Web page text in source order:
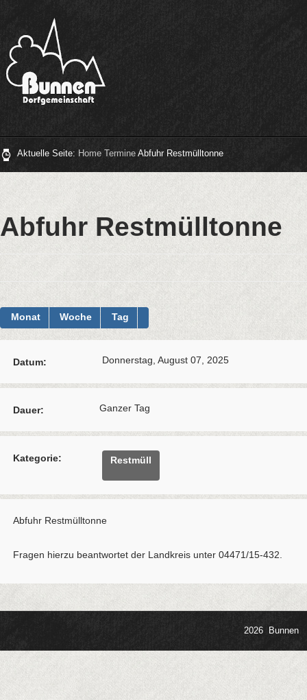
Aktuelle Seite: Home Termine Abfuhr Restmülltonne
Abfuhr Restmülltonne
Monat Woche Tag
Datum: Donnerstag, August 07, 2025
Dauer: Ganzer Tag
Kategorie: Restmüll
Abfuhr Restmülltonne
Fragen hierzu beantwortet der Landkreis unter 04471/15-432.
2026 Bunnen